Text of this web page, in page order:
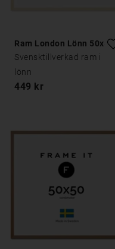
Ram London Lönn 50x50
Svensktillverkad ram i
lönn
449 kr